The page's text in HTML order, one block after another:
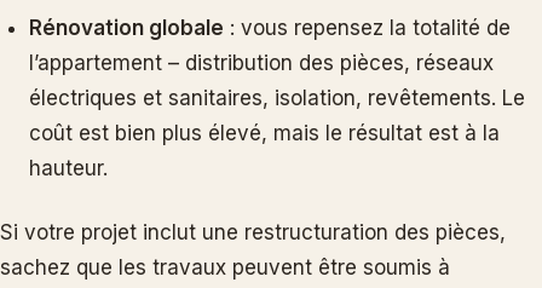
Rénovation globale : vous repensez la totalité de
l’appartement – distribution des pièces, réseaux
électriques et sanitaires, isolation, revêtements. Le
coût est bien plus élevé, mais le résultat est à la
hauteur.
Si votre projet inclut une restructuration des pièces,
sachez que les travaux peuvent être soumis à